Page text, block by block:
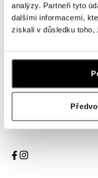
analýzy. Partneři tyto
dalšími informacemi,
získali v důsledku toho,
Přihlaste se k
Objevte nejnovější
Souhlasím s